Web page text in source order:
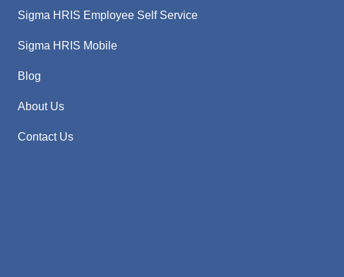
Sigma HRIS Employee Self Service
Sigma HRIS Mobile
Blog
About Us
Contact Us